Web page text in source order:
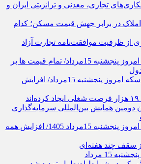
تجاری، معدنی و ترانزیتی ایران و
در برابر جهش قیمت مسکن؛ کدام
از ظرفیت موافقت‌نامه تجارت آزاد
قیمت طلا و سکه امروز پنجشنبه 15مرداد/ تمام قیمت ها بر
قیمت طلا، دلار و سکه امروز پنجشنبه 15مرداد/ افزایش
دومین همایش بین‌المللی سرمایه‌گذاری
قیمت طلا و سکه امروز پنجشنبه 15مرداد 1405/ افزایش همه
سقف چند هفته‌ای
15 مرداد